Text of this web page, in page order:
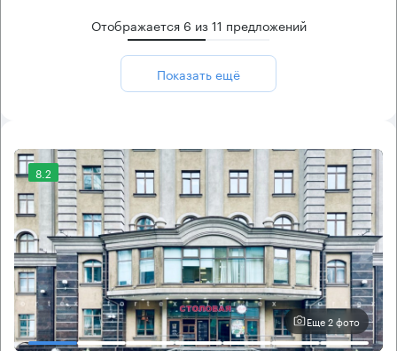
Отображается 6 из11 предложений
Показать ещё
8.2
Еще 2 фото